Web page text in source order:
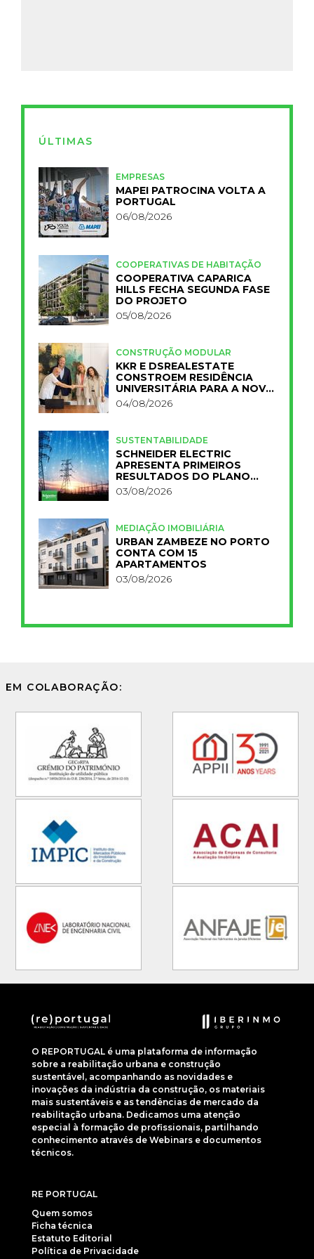
ÚLTIMAS
EMPRESAS
MAPEI PATROCINA VOLTA A
PORTUGAL
06/08/2026
COOPERATIVAS DE HABITAÇÃO
COOPERATIVA CAPARICA
HILLS FECHA SEGUNDA FASE
DO PROJETO
05/08/2026
CONSTRUÇÃO MODULAR
KKR E DSREALESTATE
CONSTROEM RESIDÊNCIA
UNIVERSITÁRIA PARA A NOVA
FCT
04/08/2026
SUSTENTABILIDADE
SCHNEIDER ELECTRIC
APRESENTA PRIMEIROS
RESULTADOS DO PLANO
IMPACT 2030
03/08/2026
MEDIAÇÃO IMOBILIÁRIA
URBAN ZAMBEZE NO PORTO
CONTA COM 15
APARTAMENTOS
03/08/2026
EM COLABORAÇÃO:
O REPORTUGAL é uma plataforma de informação
sobre a reabilitação urbana e construção
sustentável, acompanhando as novidades e
inovações da indústria da construção, os materiais
mais sustentáveis e as tendências de mercado da
reabilitação urbana. Dedicamos uma atenção
especial à formação de profissionais, partilhando
conhecimento através de Webinars e documentos
técnicos.
RE PORTUGAL
Quem somos
Ficha técnica
Estatuto Editorial
Política de Privacidade